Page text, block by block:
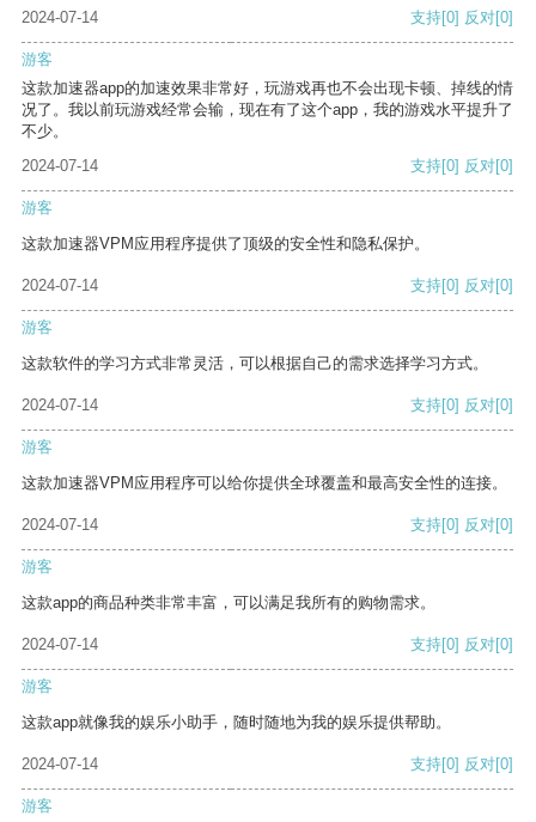
2024-07-14 支持[0] 反对[0]
游客
这款加速器app的加速效果非常好，玩游戏再也不会出现卡顿、掉线的情
况了。我以前玩游戏经常会输，现在有了这个app，我的游戏水平提升了
不少。
2024-07-14
支持[0] 反对[0]
游客
这款加速器VPM应用程序提供了顶级的安全性和隐私保护。
2024-07-14 支持[0] 反对[0]
游客
这款软件的学习方式非常灵活，可以根据自己的需求选择学习方式。
2024-07-14 支持[0] 反对[0]
游客
这款加速器VPM应用程序可以给你提供全球覆盖和最高安全性的连接。
2024-07-14 支持[0] 反对[0]
游客
这款app的商品种类非常丰富，可以满足我所有的购物需求。
2024-07-14 支持[0] 反对[0]
游客
这款app就像我的娱乐小助手，随时随地为我的娱乐提供帮助。
2024-07-14 支持[0] 反对[0]
游客